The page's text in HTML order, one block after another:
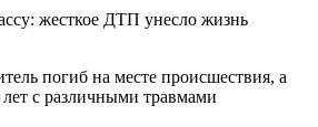
погиб на месте происшествия, а
с различными травмами